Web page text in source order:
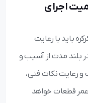
اجرای
باید با رعایت
بلند مدت از آسیب و
رعایت نکات فنی،
قطعات خواهد